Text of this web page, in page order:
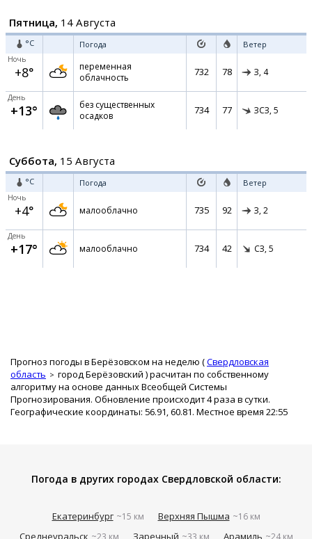
Пятница, 14 Августа
°C Погода Ветер
Ночь
+8°
переменная
облачность
732 78 З, 4
День
+13°
без существенных
осадков
734 77 ЗСЗ, 5
Суббота, 15 Августа
°C Погода Ветер
Ночь
+4° малооблачно 735 92 З, 2
День
+17° малооблачно 734 42 СЗ, 5
Прогноз погоды в Берёзовском на неделю (Свердловская
область
город Берёзовский ) расчитан по собственному
алгоритму на основе данных Всеобщей Системы
Прогнозирования. Обновление происходит 4 раза в сутки.
Географические координаты: 56.91, 60.81. Местное время 22:55
Погода в других городах Свердловской области:
Екатеринбург ~15 км Верхняя Пышма ~16 км
Среднеуральск ~23 км Заречный ~33 км Арамиль ~24 км